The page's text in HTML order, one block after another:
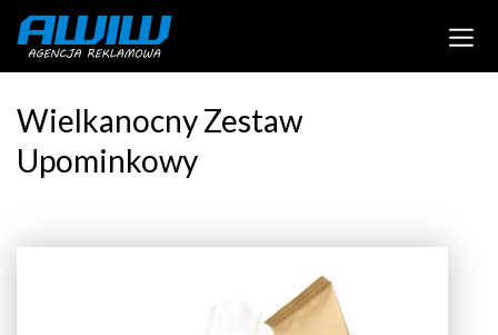
Wielkanocny Zestaw
Upominkowy